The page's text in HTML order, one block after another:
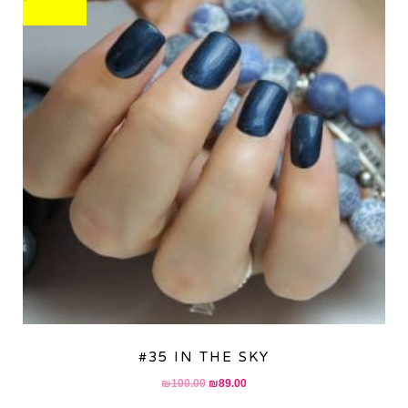
#35 IN THE SKY
₪100.00 Original
₪89.00Current